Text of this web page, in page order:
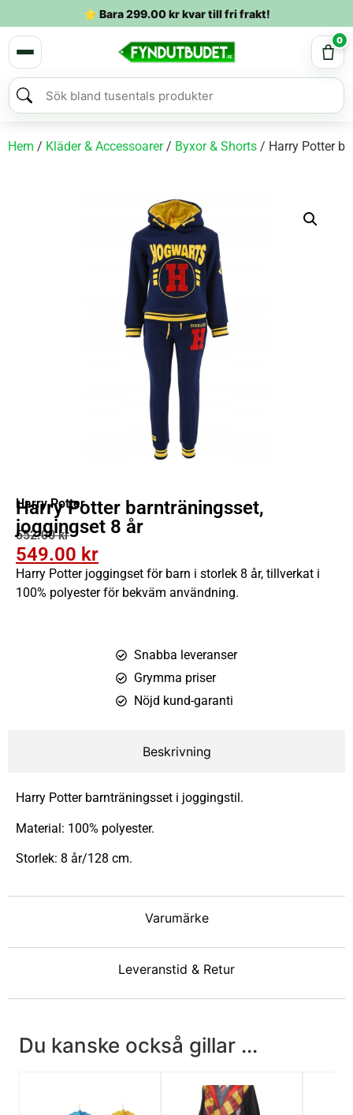
⭐ Bara299.00krkvar till fri frakt!
0
Hem / Kläder & Accessoarer/ Byxor & Shorts / Harry Potter
Harry Potter
Harry Potter barnträningsset,
joggingset 8 år
552.00kr
549.00 kr
Harry Potter joggingset för barn i storlek 8 år, tillverkat i
100% polyester för bekväm användning.
Snabba leveranser
Grymma priser
Nöjd kund-garanti
Beskrivning
Varumärke
Leveranstid & Retur
Harry Potter barnträningsset i joggingstil.
Material: 100% polyester.
Storlek: 8 år/128 cm.
Du kanske också gillar ...